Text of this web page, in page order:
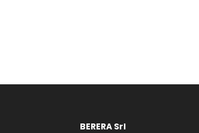
BERERA Srl